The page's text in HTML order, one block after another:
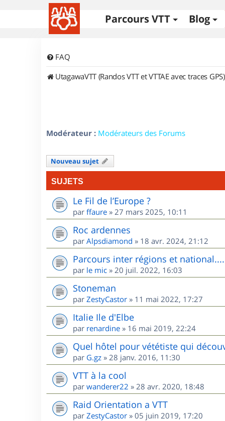
Parcours VTT Blog
FAQ
UtagawaVTT (Randos VTT et VTTAE avec traces GPS)
Modérateur : Modérateurs des Forums
Nouveau sujet
SUJETS
Le Fil de l’Europe ?
par ffaure » 27 mars 2025, 10:11
Roc ardennes
par Alpsdiamond » 18 avr. 2024, 21:12
Parcours inter régions et national....
par le mic » 20 juil. 2022, 16:03
Stoneman
par ZestyCastor » 11 mai 2022, 17:27
Italie Ile d'Elbe
par renardine » 16 mai 2019, 22:24
Quel hôtel pour vététiste qui
par G.gz » 28 janv. 2016, 11:30
VTT à la cool
par wanderer22 » 28 avr. 2020, 18:48
Raid Orientation a VTT
par ZestyCastor » 05 juin 2019, 17:20